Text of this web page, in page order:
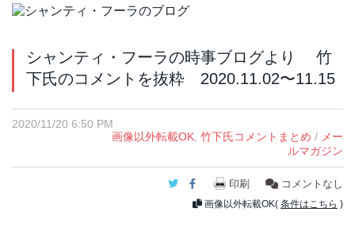
シャンティ・フーラの時事ブログより 竹
下氏のコメントを抜粋 2020.11.02〜11.15
2020/11/20 6:50 PM
画像以外転載OK 竹下氏コメントまとめ / メー
ルマガジン
Twitter
Facebook
印刷 コメントなし
画像以外転載OK( 条件はこちら )